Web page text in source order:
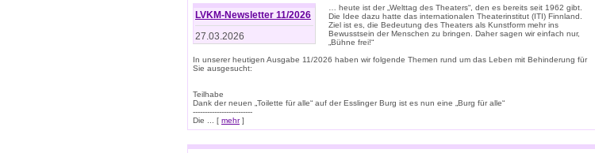
LVKM-Newsletter 11/2026
27.03.2026
… heute ist der „Welttag des Theaters“, den es bereits seit 1962 gibt.
Die Idee dazu hatte das internationalen Theaterinstitut (ITI) Finnland.
Ziel ist es, die Bedeutung des Theaters als Kunstform mehr ins
Bewusstsein der Menschen zu bringen. Daher sagen wir einfach nur,
„Bühne frei!“
In unserer heutigen Ausgabe 11/2026 haben wir folgende Themen rund um das Leben mit Behinderung für
Sie ausgesucht:
Teilhabe
Dank der neuen „Toilette für alle“ auf der Esslinger Burg ist es nun eine „Burg für alle“
-------------------------
Die ... [ mehr]